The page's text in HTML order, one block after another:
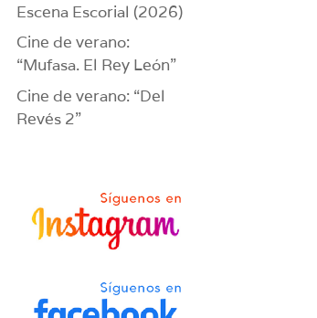
Escena Escorial (2026)
Cine de verano:
“Mufasa. El Rey León”
Cine de verano: “Del
Revés 2”